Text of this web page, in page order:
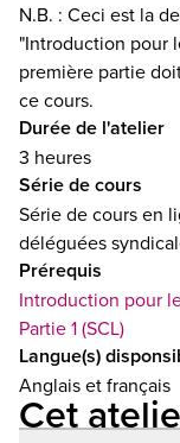
N.B. : Ceci est la
"Introduction pour
première partie
ce cours.
Durée de l'atelier
3 heures
Série de cours
Série de cours en
déléguées
Prérequis
Introduction pour
Partie 1 (SCL)
Langue(s)
Anglais et français
Cet